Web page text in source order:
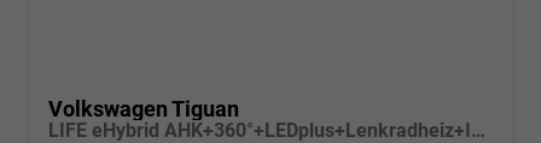
Volkswagen Tiguan
LIFE eHybrid AHK+360°+LEDplus+Lenkradheiz+IQ.Drive+ACC+AppConnect+eHeck